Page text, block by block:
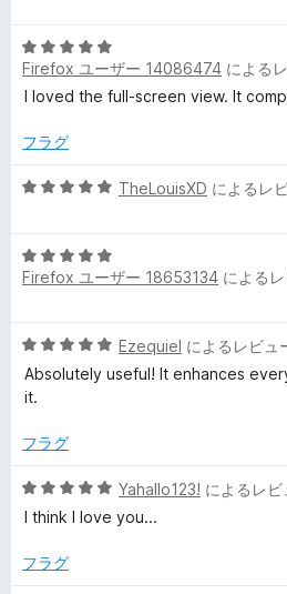
ー
価
5
の
評
5
段
階
5
評
Firefox ユーザー 14086474 による
I loved the full-screen view. It
フラグ
5
中
5
価
TheLouisXD によるレ
5
段
5
の
評
Firefox ユーザー 18653134 による
5
段
階
5
評
価
Ezequiel によるレビュ
Absolutely useful! It enhances
it.
フラグ
5
段
中
Yahallo123! によるレビ
I think I love you...
フラグ